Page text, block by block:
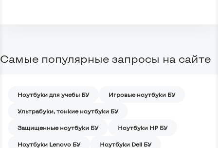
Самые популярные запросы на сайте
Ноутбуки для учебы БУ Игровые ноутбуки БУ
Ультрабуки, тонкие ноутбуки БУ
Защищенные ноутбуки БУ Ноутбуки HP БУ
Ноутбуки Lenovo БУ Ноутбуки Dell БУ